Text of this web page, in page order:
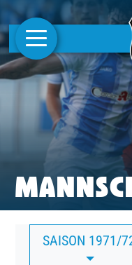
AKTUELLES
1.
FRAUEN
CAMPUS
CLUB
SAISON 1971/